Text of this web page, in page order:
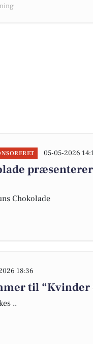
05-05-2026
Chokolade
18:36
til “Kvinder
..